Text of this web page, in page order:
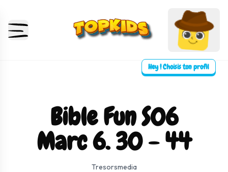
Hey ! Choisis ton profil
Bible Fun S06
Marc 6. 30 - 44
Tresorsmedia
0:00